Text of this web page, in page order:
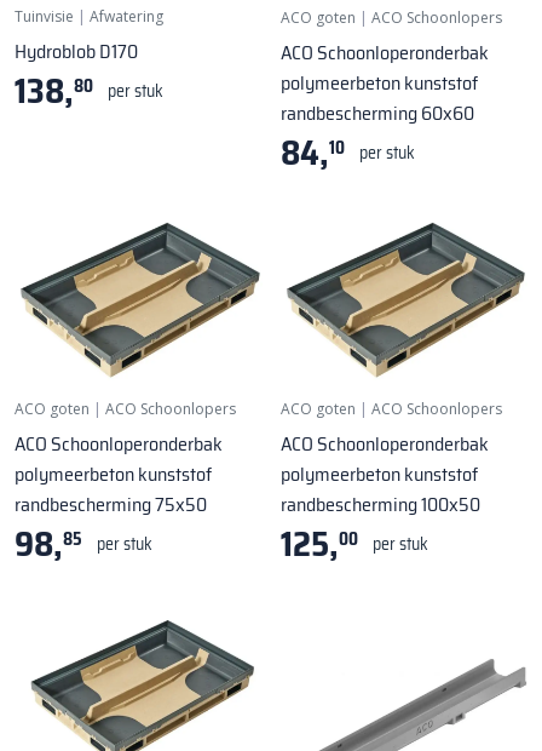
Tuinvisie | Afwatering
Hydroblob D170
138,80 per stuk
ACO goten | ACO Schoonlopers
ACO Schoonloperonderbak
polymeerbeton kunststof
randbescherming 60x60
84,10 per stuk
ACO goten | ACO Schoonlopers
ACO Schoonloperonderbak
polymeerbeton kunststof
randbescherming 75x50
98,85 per stuk
ACO goten | ACO Schoonlopers
ACO Schoonloperonderbak
polymeerbeton kunststof
randbescherming 100x50
125,00 per stuk